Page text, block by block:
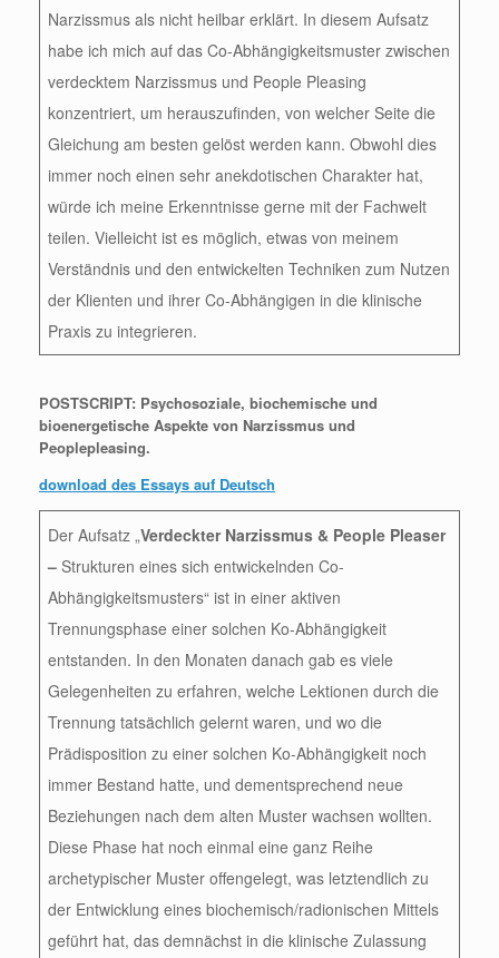
Narzissmus als nicht heilbar erklärt. In diesem Aufsatz
habe ich mich auf das Co-Abhängigkeitsmuster zwischen
verdecktem Narzissmus und People Pleasing
konzentriert, um herauszufinden, von welcher Seite die
Gleichung am besten gelöst werden kann. Obwohl dies
immer noch einen sehr anekdotischen Charakter hat,
würde ich meine Erkenntnisse gerne mit der Fachwelt
teilen. Vielleicht ist es möglich, etwas von meinem
Verständnis und den entwickelten Techniken zum Nutzen
der Klienten und ihrer Co-Abhängigen in die klinische
Praxis zu integrieren.
POSTSCRIPT: Psychosoziale, biochemische und
bioenergetische Aspekte von Narzissmus und
Peoplepleasing.
download des Essays auf Deutsch
Der Aufsatz „Verdeckter Narzissmus & People Pleaser
– Strukturen eines sich entwickelnden Co-
Abhängigkeitsmusters“ ist in einer aktiven
Trennungsphase einer solchen Ko-Abhängigkeit
entstanden. In den Monaten danach gab es viele
Gelegenheiten zu erfahren, welche Lektionen durch die
Trennung tatsächlich gelernt waren, und wo die
Prädisposition zu einer solchen Ko-Abhängigkeit noch
immer Bestand hatte, und dementsprechend neue
Beziehungen nach dem alten Muster wachsen wollten.
Diese Phase hat noch einmal eine ganz Reihe
archetypischer Muster offengelegt, was letztendlich zu
der Entwicklung eines biochemisch/radionischen Mittels
geführt hat, das demnächst in die klinische Zulassung